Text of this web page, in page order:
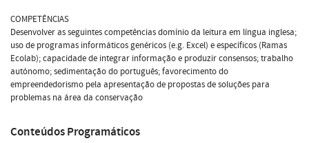
COMPETÊNCIAS
Desenvolver as seguintes competências domínio da leitura em língua inglesa;
uso de programas informáticos genéricos (e.g. Excel) e específicos (Ramas
Ecolab); capacidade de integrar informação e produzir consensos; trabalho
autónomo; sedimentação do português; favorecimento do
empreendedorismo pela apresentação de propostas de soluções para
problemas na área da conservação
Conteúdos Programáticos